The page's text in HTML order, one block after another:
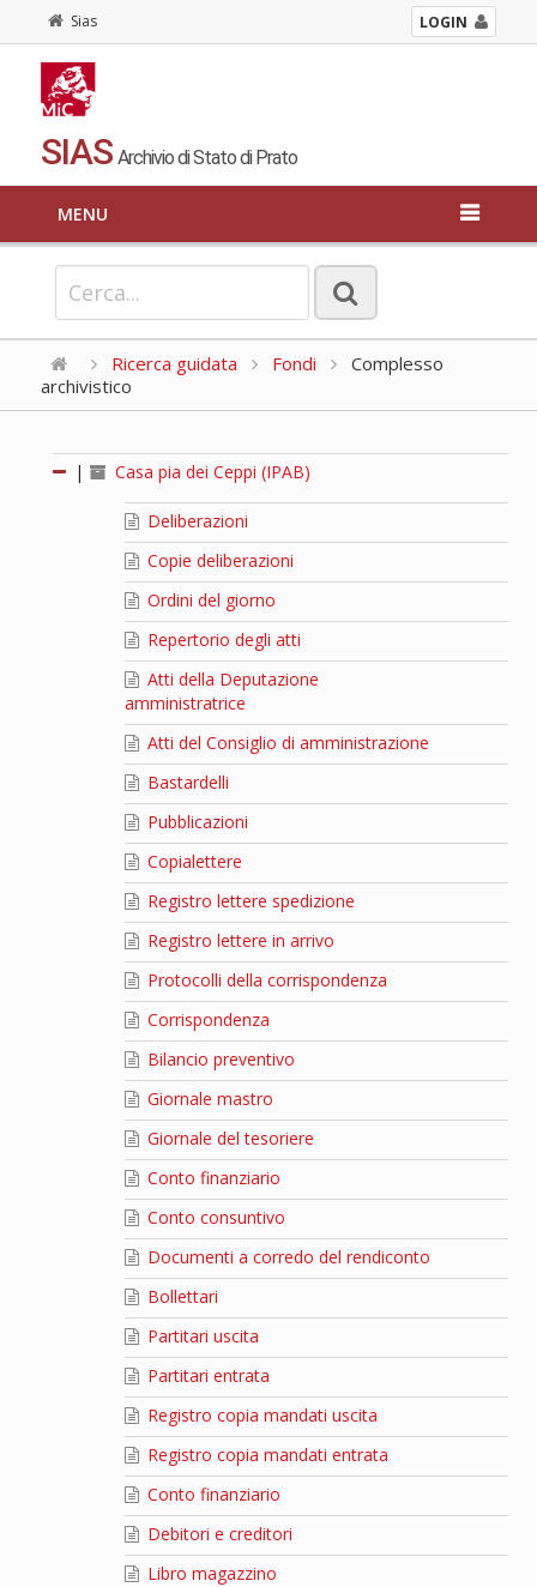
Sias LOGIN
SIAS Archivio di Stato di Prato
MENU
Ricerca guidata Fondi
Complesso
archivistico
| Casa pia dei Ceppi (IPAB)
Deliberazioni
Copie deliberazioni
Ordini del giorno
Repertorio degli atti
Atti della Deputazione
amministratrice
Atti del Consiglio di amministrazione
Bastardelli
Pubblicazioni
Copialettere
Registro lettere spedizione
Registro lettere in arrivo
Protocolli della corrispondenza
Corrispondenza
Bilancio preventivo
Giornale mastro
Giornale del tesoriere
Conto finanziario
Conto consuntivo
Documenti a corredo del rendiconto
Bollettari
Partitari uscita
Partitari entrata
Registro copia mandati uscita
Registro copia mandati entrata
Conto finanziario
Debitori e creditori
Libro magazzino